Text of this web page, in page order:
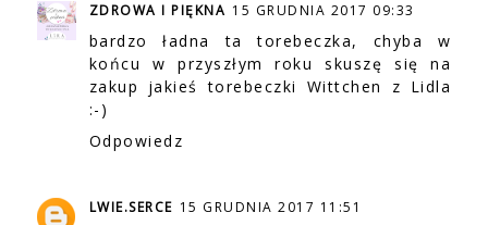
ZDROWA I PIĘKNA 15 GRUDNIA 2017 09:33
bardzo ładna ta torebeczka, chyba w
końcu w przyszłym roku skuszę się na
zakup jakieś torebeczki Wittchen z Lidla
:-)
Odpowiedz
LWIE.SERCE 15 GRUDNIA 2017 11:51